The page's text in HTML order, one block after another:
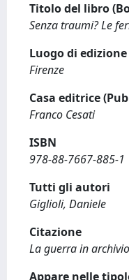
Titolo del libro
Senza traumi? Le
Luogo di
Firenze
Casa editrice
Franco Cesati
ISBN
978-88-7667-885-1
Tutti gli autori
Giglioli, Daniele
Citazione
La guerra in
Appare nelle